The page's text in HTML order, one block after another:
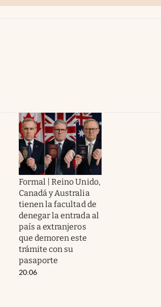
Formal | Reino Unido,
Canadá y Australia
tienen la facultad de
denegar la entrada al
país a extranjeros
que demoren este
trámite con su
pasaporte
20:06